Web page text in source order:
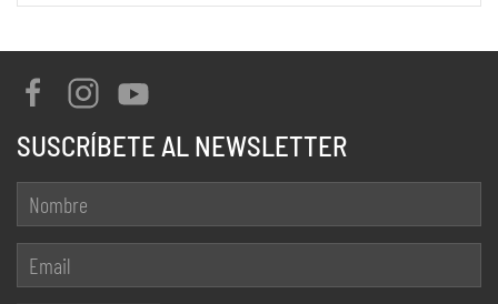
SUSCRÍBETE AL NEWSLETTER